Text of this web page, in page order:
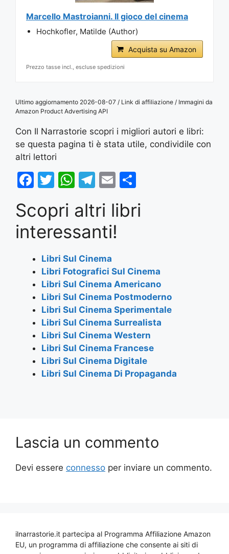
Marcello Mastroianni. Il gioco del cinema
Hochkofler, Matilde (Author)
Acquista su Amazon
Prezzo tasse incl., escluse spedizioni
Ultimo aggiornamento 2026-08-07 / Link di affiliazione / Immagini da
Amazon Product Advertising API
Con Il Narrastorie scopri i migliori autori e libri:
se questa pagina ti è stata utile, condividile con
altri lettori
F
c
e
b
o
o
k
T
itt
er
W
at
s
A
p
p
T
e
gr
a
m
E
ai
l
ar
Scopri altri libri
interessanti!
Libri Sul Cinema
Libri Fotografici Sul Cinema
Libri Sul Cinema Americano
Libri Sul Cinema Postmoderno
Libri Sul Cinema Sperimentale
Libri Sul Cinema Surrealista
Libri Sul Cinema Western
Libri Sul Cinema Francese
Libri Sul Cinema Digitale
Libri Sul Cinema Di Propaganda
Lascia un commento
Devi essere connesso per inviare un commento.
ilnarrastorie.it partecipa al Programma Affiliazione Amazon
EU, un programma di affiliazione che consente ai siti di